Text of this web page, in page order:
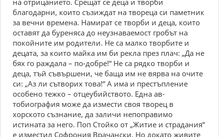
на отрицанието. Срещат се деца и творби
благодарни, които съзиждат на твореца си паметник
за вечни времена. Намират се творби и деца, които
оставят да буреняса до неузнаваемост гробът на
покойните им родители. Не са малко творбите и
децата, за които майка им би рекла през плач: „Да не
бях го раждала – по-добре!“ Не са рядко творби и
деца, тъй съвършени, че баща им не вярва на очите
си: „Аз ли сътворих това!“ А има и престъпление
особено тежко – отцеубийството. Една ав-
тобиография може да измести своя творец в
хорското съзнание, да заличи непоправимо
истината за него. Поп Стойко от „Житие и страдания“
е изместил Софрония Врачански. Но докато живите